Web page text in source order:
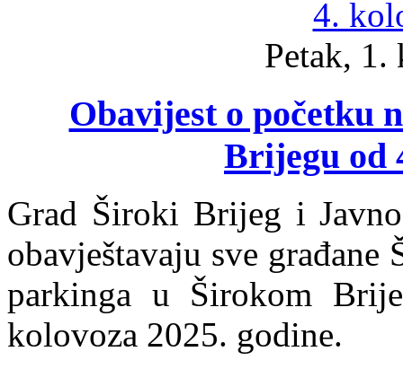
Petak, 1.
Obavijest o početku
Brijegu od
Grad Široki Brijeg i
obavještavaju sve
parkinga u Širokom
kolovoza 2025. godine.